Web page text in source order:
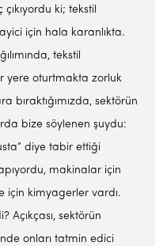
ki; tekstil
için hala karanlıkta.
tekstil
yere oturtmakta zorluk
bıraktığımızda, sektörün
bize söylenen şuydu:
diye tabir ettiği
makinalar için
için kimyagerler vardı.
Açıkçası, sektörün
onları tatmin edici